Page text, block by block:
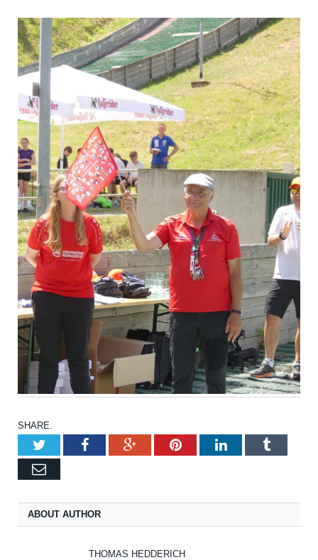
SHARE.
TwitterFacebookGoogle+PinterestLinkedInTumblr
Email
ABOUT AUTHOR
THOMAS HEDDERICH